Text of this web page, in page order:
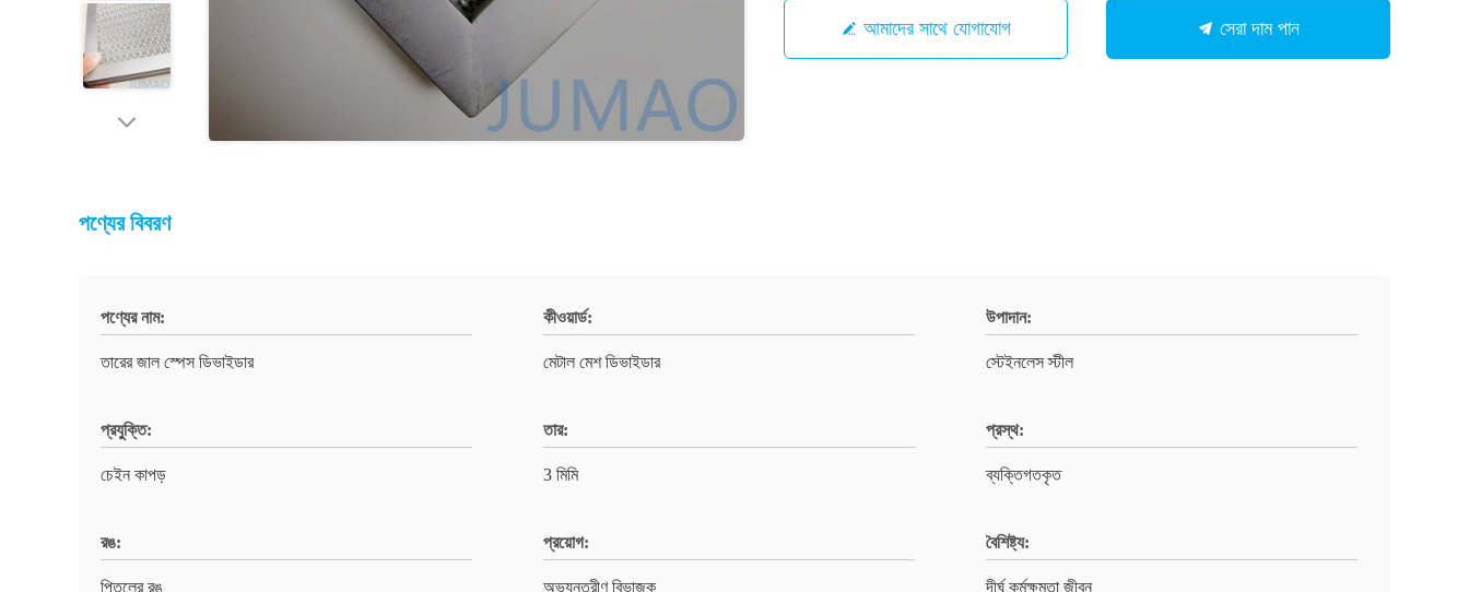
আমাদের সাথে যোগাযোগ সেরা দাম পান
পণ্যের বিবরণ
পণ্যের নাম:
তারের জাল স্পেস ডিভাইডার
কীওয়ার্ড:
মেটাল মেশ ডিভাইডার
উপাদান:
স্টেইনলেস স্টীল
প্রযুক্তি:
চেইন কাপড়
তার:
3 মিমি
প্রস্থ:
ব্যক্তিগতকৃত
রঙ:
পিতলের রঙ
প্রয়োগ:
অভ্যন্তরীণ বিভাজক
বৈশিষ্ট্য:
দীর্ঘ কর্মক্ষমতা জীবন